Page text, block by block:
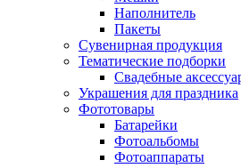
Наполнитель
Пакеты
Сувенирная продукция
Тематические подборки
Свадебные
Украшения для праздника
Фототовары
Батарейки
Фотоальбомы
Фотоаппараты